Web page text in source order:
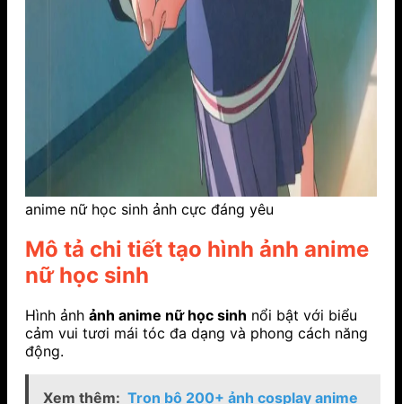
anime nữ học sinh ảnh cực đáng yêu
Mô tả chi tiết tạo hình ảnh anime
nữ học sinh
Hình ảnh ảnh anime nữ học sinh nổi bật với biểu
cảm vui tươi mái tóc đa dạng và phong cách năng
động.
Xem thêm: Trọn bộ 200+ ảnh cosplay anime